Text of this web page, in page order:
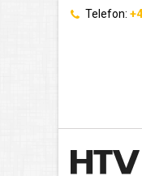
Telefon: